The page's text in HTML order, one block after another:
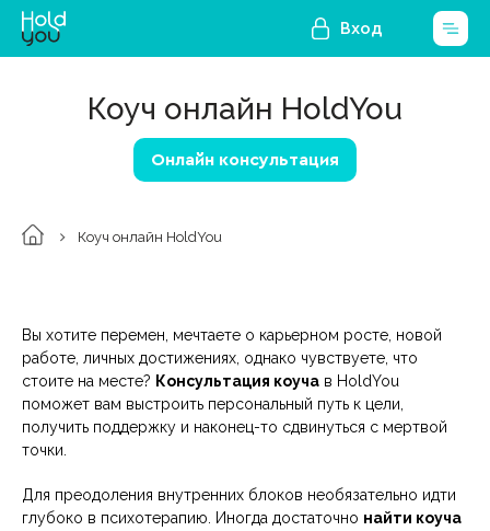
Вход
Коуч онлайн HoldYou
Онлайн консультация
Коуч онлайн HoldYou
Вы хотите перемен, мечтаете о карьерном росте, новой
работе, личных достижениях, однако чувствуете, что
стоите на месте? Консультация коуча в HoldYou
поможет вам выстроить персональный путь к цели,
получить поддержку и наконец-то сдвинуться с мертвой
точки.
Для преодоления внутренних блоков необязательно идти
глубоко в психотерапию. Иногда достаточно найти коуча